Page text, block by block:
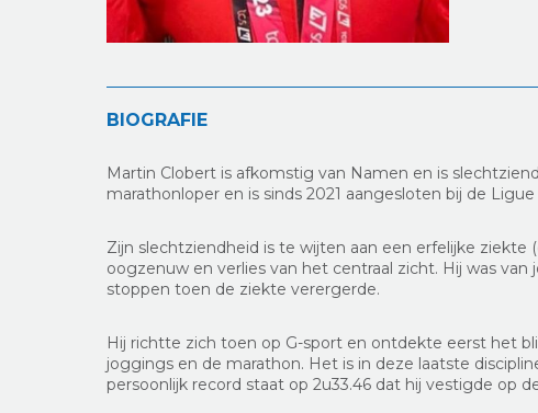
BIOGRAFIE
Martin Clobert is afkomstig van Namen en is
marathonloper en is sinds 2021 aangesloten bij de
Zijn slechtziendheid is te wijten aan een erfelijke
oogzenuw en verlies van het centraal zicht. Hij was
stoppen toen de ziekte verergerde.
Hij richtte zich toen op G-sport en ontdekte eerst het
joggings en de marathon. Het is in deze laatste
persoonlijk record staat op 2u33.46 dat hij vestigde op